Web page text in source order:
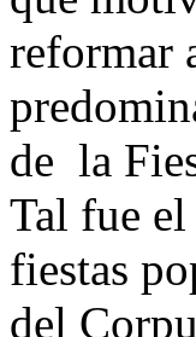
reformar
de la
Tal fue
fiestas
del